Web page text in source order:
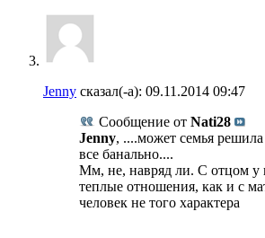
Jenny сказал(-а): 09.11.2014 09:47
Сообщение от Nati28
Jenny, ....может семья
все банально....
Мм, не, навряд ли. С отцом у
теплые отношения, как и с
человек не того характера